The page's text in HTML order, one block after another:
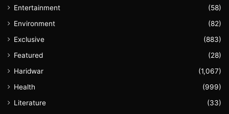
Entertainment
(58)
Environment
(82)
Exclusive
(883)
Featured
(28)
Haridwar
(1,067)
Health
(999)
Literature
(33)